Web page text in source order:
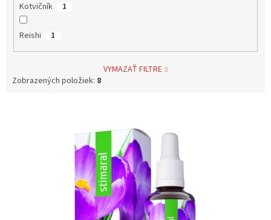
Kotvičník 1
Reishi 1
VYMAZAŤ FILTRE
Zobrazených položiek: 8